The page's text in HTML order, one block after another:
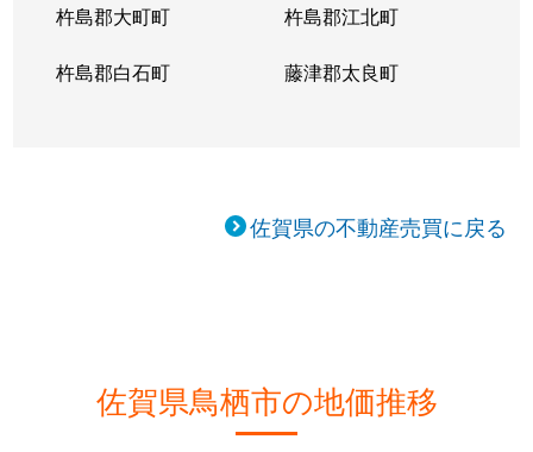
杵島郡大町町 杵島郡江北町
杵島郡白石町 藤津郡太良町
佐賀県の不動産売買に戻る
佐賀県鳥栖市の地価推移